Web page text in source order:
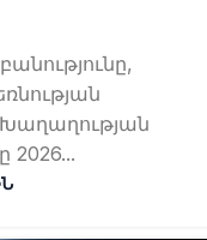
2026...